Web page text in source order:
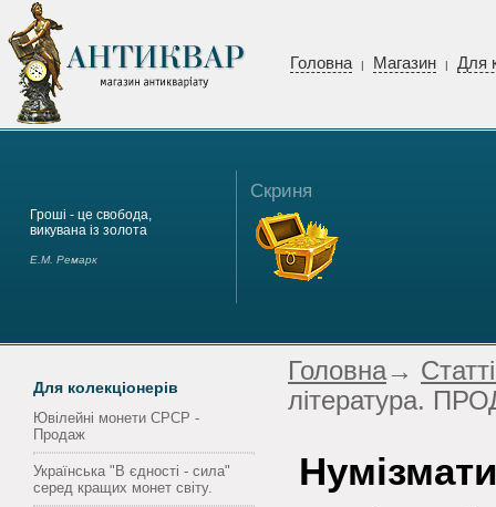
Головна | Магазин | Для
Гроші - це свобода,
викувана із золота
Е.М. Ремарк
Скриня
Для колекціонерів
Ювілейні монети СРСР -
Продаж
Українська "В єдності - сила"
серед кращих монет світу.
Головна→
література.